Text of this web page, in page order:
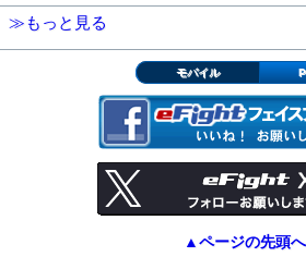
≫もっと見る
モバイル
▲ページの先頭へ